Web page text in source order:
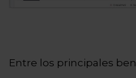
Entre los principales